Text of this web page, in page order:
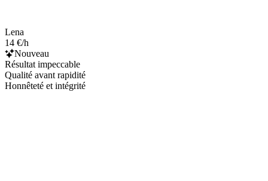
Lena
14 €/h
Nouveau
Résultat impeccable
Qualité avant rapidité
Honnêteté et intégrité